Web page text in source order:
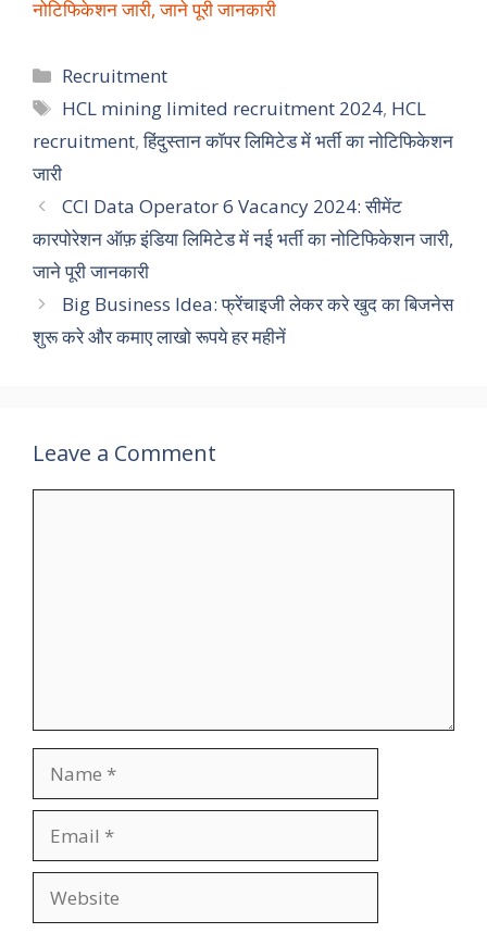
नोटिफिकेशन जारी, जाने पूरी जानकारी
Categories
Recruitment
Tags
HCL mining limited recruitment 2024, HCL
recruitment,हिंदुस्तान कॉपर लिमिटेड में भर्ती का नोटिफिकेशन
जारी
CCI Data Operator 6 Vacancy 2024: सीमेंट
कारपोरेशन ऑफ़ इंडिया लिमिटेड में नई भर्ती का नोटिफिकेशन जारी,
जाने पूरी जानकारी
Big Business Idea: फ्रेंचाइजी लेकर करे खुद का बिजनेस
शुरू करे और कमाए लाखो रूपये हर महीनें
Leave a Comment